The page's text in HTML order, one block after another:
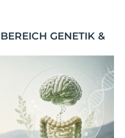
GENETIK &